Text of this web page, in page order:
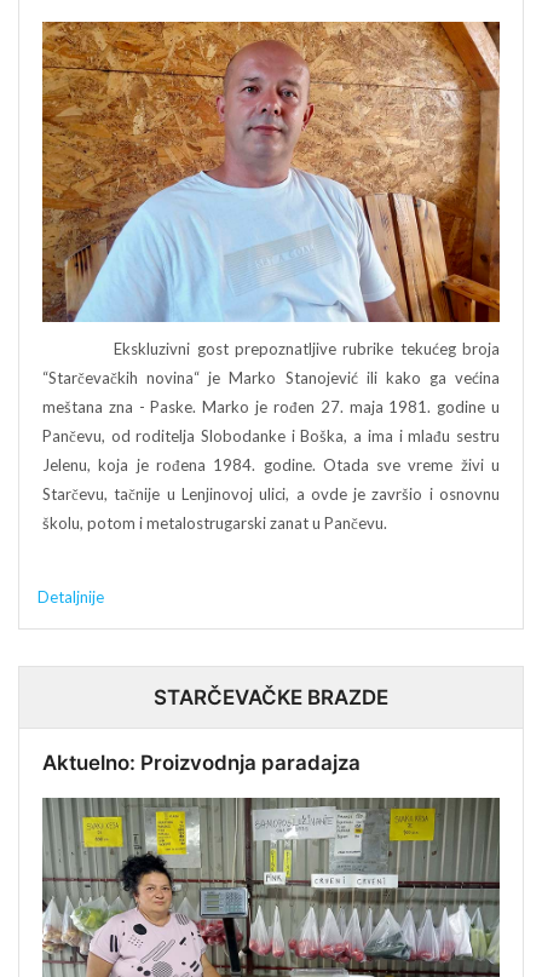
Ekskluzivni gost prepoznatljive rubrike tekućeg broja
“Starčevačkih novina“ je Marko Stanojević ili kako ga većina
meštana zna - Paske. Marko je rođen 27. maja 1981. godine u
Pančevu, od roditelja Slobodanke i Boška, a ima i mlađu sestru
Jelenu, koja je rođena 1984. godine. Otada sve vreme živi u
Starčevu, tačnije u Lenjinovoj ulici, a ovde je završio i osnovnu
školu, potom i metalostrugarski zanat u Pančevu.
Detaljnije
STARČEVAČKE BRAZDE
Aktuelno: Proizvodnja paradajza